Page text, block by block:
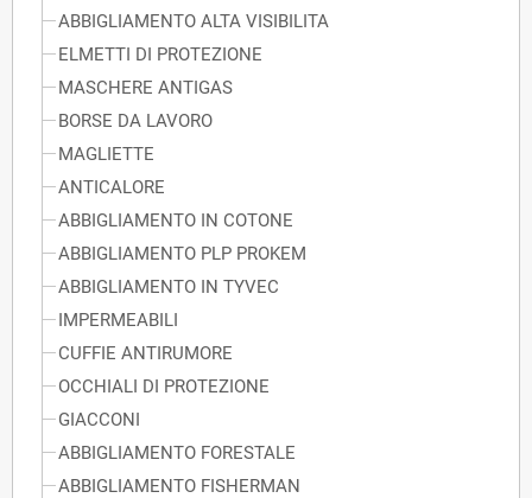
ABBIGLIAMENTO ALTA VISIBILITA
ELMETTI DI PROTEZIONE
MASCHERE ANTIGAS
BORSE DA LAVORO
MAGLIETTE
ANTICALORE
ABBIGLIAMENTO IN COTONE
ABBIGLIAMENTO PLP PROKEM
ABBIGLIAMENTO IN TYVEC
IMPERMEABILI
CUFFIE ANTIRUMORE
OCCHIALI DI PROTEZIONE
GIACCONI
ABBIGLIAMENTO FORESTALE
ABBIGLIAMENTO FISHERMAN